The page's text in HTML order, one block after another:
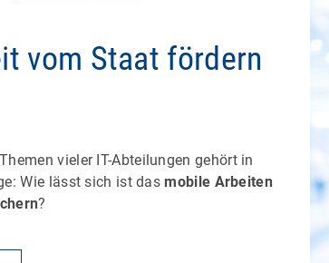
vom Staat fördern
vieler IT-Abteilungen gehört in
Wie lässt sich ist das mobile Arbeiten
?